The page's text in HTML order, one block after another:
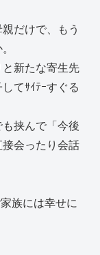
だけで、もう
新たな寄生先
てｻｲﾃｰすぐる
挟んで「今後
会ったり会話
族には幸せに